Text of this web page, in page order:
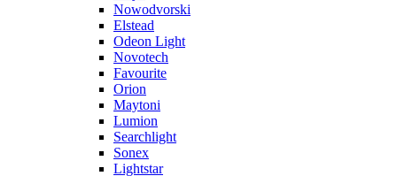
Nowodvorski
Elstead
Odeon Light
Novotech
Favourite
Orion
Maytoni
Lumion
Searchlight
Sonex
Lightstar